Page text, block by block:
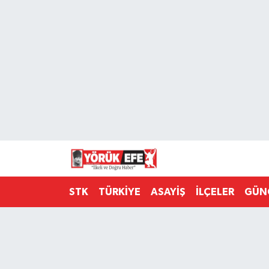
STK TÜRKİYE ASAYİŞ İLÇELER
Süper Lig Puan Durumu ve Fikstür
Tüm Manşetler